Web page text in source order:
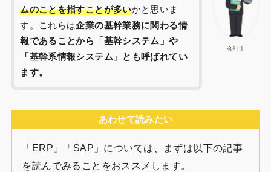
会計士
ムのことを指すことが多いかと思いま
す。これらは企業の基幹業務に関わる情
報であることから「基幹システム」や
「基幹系情報システム」とも呼ばれてい
ます。
あわせて読みたい
「ERP」「SAP」については、まずは以下の記事
を読んでみることをおススメします。